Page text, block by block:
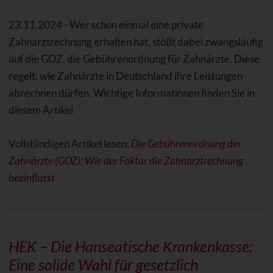
23.11.2024 - Wer schon einmal eine private
Zahnarztrechnung erhalten hat, stößt dabei zwangsläufig
auf die GOZ, die Gebührenordnung für Zahnärzte. Diese
regelt, wie Zahnärzte in Deutschland ihre Leistungen
abrechnen dürfen. Wichtige Informationen finden Sie in
diesem Artikel
Vollständigen Artikel lesen: Die Gebührenordnung der
Zahnärzte (GOZ): Wie der Faktor die Zahnarztrechnung
beeinflusst
HEK – Die Hanseatische Krankenkasse:
Eine solide Wahl für gesetzlich